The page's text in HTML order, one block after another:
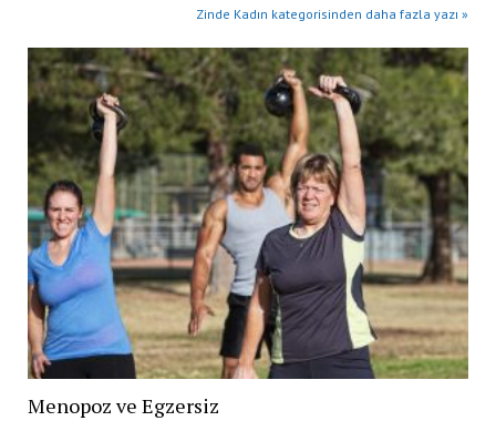
Zinde Kadın kategorisinden daha fazla yazı »
Menopoz ve Egzersiz